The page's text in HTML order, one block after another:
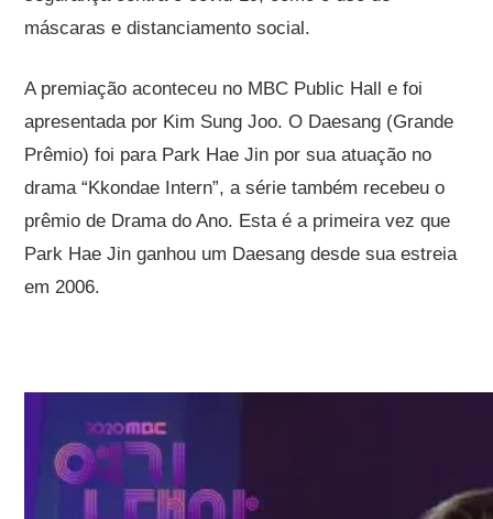
máscaras e distanciamento social.
A premiação aconteceu no MBC Public Hall e foi
apresentada por Kim Sung Joo. O Daesang (Grande
Prêmio) foi para Park Hae Jin por sua atuação no
drama “Kkondae Intern”, a série também recebeu o
prêmio de Drama do Ano. Esta é a primeira vez que
Park Hae Jin ganhou um Daesang desde sua estreia
em 2006.